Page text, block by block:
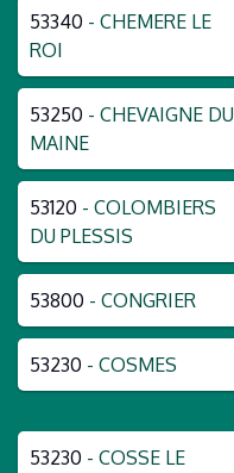
53340 - CHEMERE LE
ROI
53250 - CHEVAIGNE DU
MAINE
53120 - COLOMBIERS
DU PLESSIS
53800 - CONGRIER
53230 - COSMES
53230 - COSSE LE